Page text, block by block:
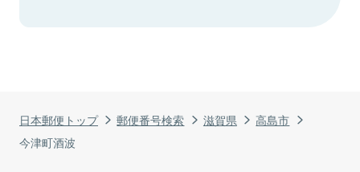
日本郵便トップ 郵便番号検索 滋賀県
高島市
今津町酒波